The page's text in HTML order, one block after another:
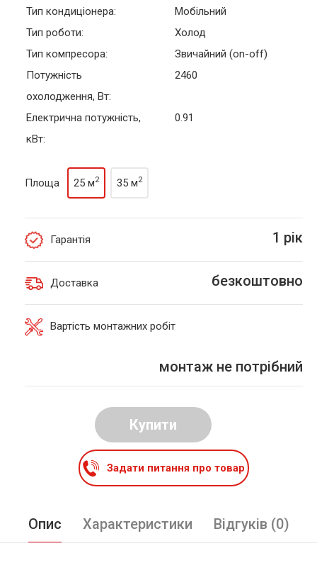
Тип кондиціонера:
Мобільний
Тип роботи:
Холод
Тип компресора:
Звичайний (on-off)
Потужність
охолодження, Вт:
2460
Електрична потужність,
кВт:
0.91
Площа 25 м2 35 м2
Гарантія 1 рік
Доставка безкоштовно
Вартість монтажних робіт
монтаж не потрібний
Купити
Задати питання про товар
Опис Характеристики Відгуків (0)